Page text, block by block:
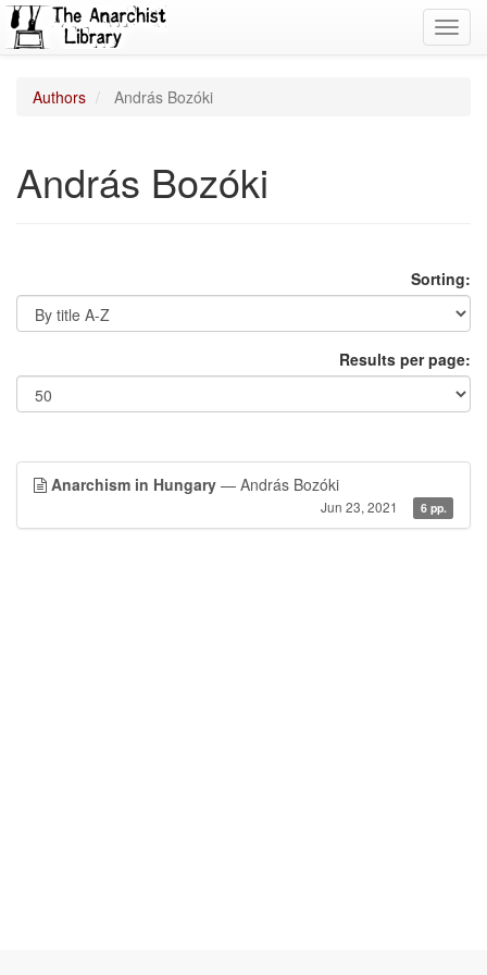
Authors András Bozóki
András Bozóki
Sorting:
Results per page:
Anarchism in Hungary — András Bozóki
Jun 23, 2021 6 pp.